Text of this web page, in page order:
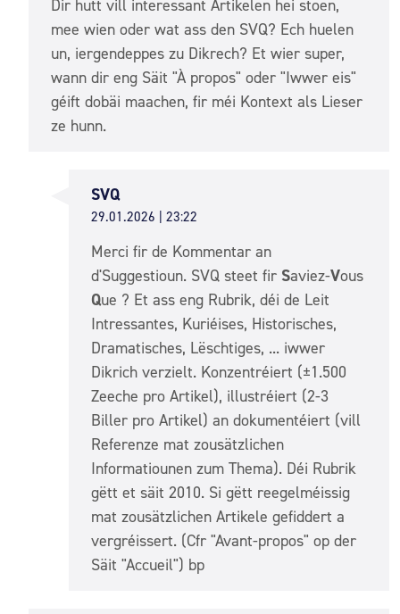
Dir hutt vill interessant Artikelen hei stoen,
mee wien oder wat ass den SVQ? Ech huelen
un, iergendeppes zu Dikrech? Et wier super,
wann dir eng Säit "À propos" oder "Iwwer eis"
géift dobäi maachen, fir méi Kontext als Lieser
ze hunn.
SVQ
29.01.2026 | 23:22
Merci fir de Kommentar an
d'Suggestioun. SVQ steet fir Saviez-Vous
Que ? Et ass eng Rubrik, déi de Leit
Intressantes, Kuriéises, Historisches,
Dramatisches, Lëschtiges, ... iwwer
Dikrich verzielt. Konzentréiert (±1.500
Zeeche pro Artikel), illustréiert (2-3
Biller pro Artikel) an dokumentéiert (vill
Referenze mat zousätzlichen
Informatiounen zum Thema). Déi Rubrik
gëtt et säit 2010. Si gëtt reegelméissig
mat zousätzlichen Artikele gefiddert a
vergréissert. (Cfr "Avant-propos" op der
Säit "Accueil") bp